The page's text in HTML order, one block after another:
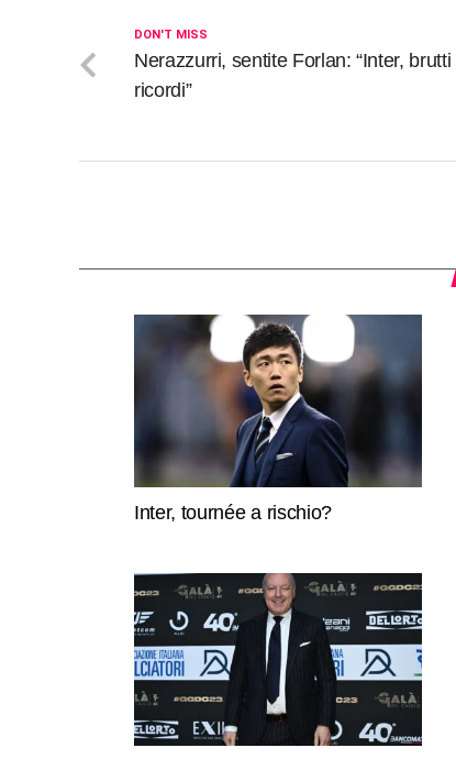
DON'T MISS
Nerazzurri, sentite Forlan: “Inter, brutti
ricordi”
Inter, tournée a rischio?